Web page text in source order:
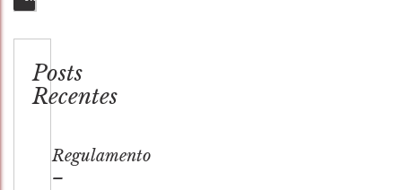
Posts
Recentes
Regulamento
–